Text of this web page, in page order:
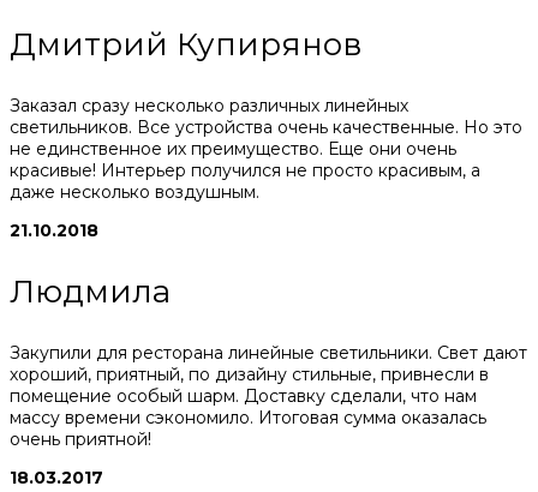
Дмитрий Купирянов
Заказал сразу несколько различных линейных
светильников. Все устройства очень качественные. Но это
не единственное их преимущество. Еще они очень
красивые! Интерьер получился не просто красивым, а
даже несколько воздушным.
21.10.2018
Людмила
Закупили для ресторана линейные светильники. Свет дают
хороший, приятный, по дизайну стильные, привнесли в
помещение особый шарм. Доставку сделали, что нам
массу времени сэкономило. Итоговая сумма оказалась
очень приятной!
18.03.2017